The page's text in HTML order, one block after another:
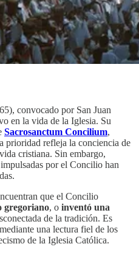
convocado por San Juan
en la vida de la Iglesia. Su
Sacrosanctum Concilium,
prioridad refleja la conciencia de
cristiana. Sin embargo,
por el Concilio han
que el Concilio
gregoriano, o inventó una
de la tradición. Es
una lectura fiel de los
de la Iglesia Católica.